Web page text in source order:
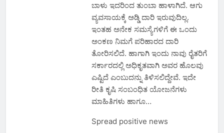
ಬಾಳು ಇದರಿಂದ ತುಂಬಾ ಹಾಳಾಗಿದೆ. ಆಗು
ವ್ಯವಸಾಯಕ್ಕೆ ಅಡ್ಡಿ ದಾರಿ ಇರುವುದಿಲ್ಲ.
ಇಂತಹ ಅನೇಕ ಸಮಸ್ಯೆಗಳಿಗೆ ಈ ಒಂದು
ಅಂಕಣ ನಿಮಗೆ ಪರಿಹಾರದ ದಾರಿ
ತೋರಿಸಲಿದೆ. ಹಾಗಾಗಿ ಇಂದು ನಾವು ರೈತರಿಗೆ
ಸರ್ಕಾರದಲ್ಲಿ ಅಧಿಕೃತವಾಗಿ ಅವರ ಹೊಲವು
ಎಷ್ಟಿದೆ ಎಂಬುದನ್ನು ತಿಳಿಸಲಿದ್ದೇವೆ. ಇದೇ
ರೀತಿ ಕೃಷಿ ಸಂಬಂಧಿತ ಯೋಜನೆಗಳು
ಮಾಹಿತಿಗಳು ಹಾಗೂ…
Spread positive news